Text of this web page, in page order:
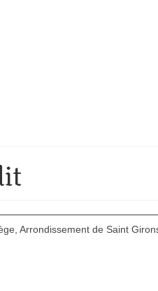
Arrondissement de Saint